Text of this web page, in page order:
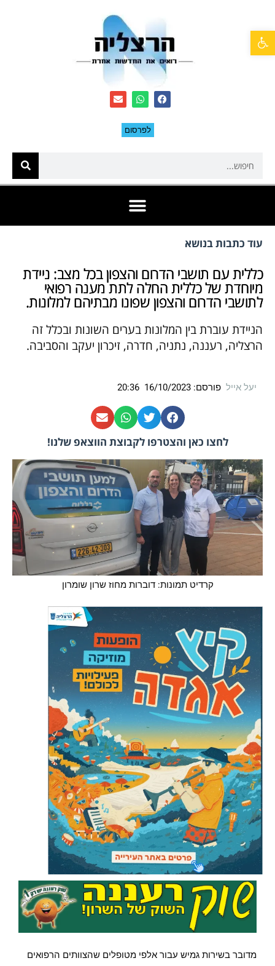
לפרסום
עוד כתבות בנושא
כללית עם תושבי הדרום והצפון בכל מצב: ניידת
מיוחדת של כללית החלה לתת מענה רפואי
לתושבי הדרום והצפון שפונו מבתיהם למלונות.
הניידת עוברת בין המלונות בערים השונות ובכלל זה
הרצליה, רעננה, נתניה, חדרה, זיכרון יעקב והסביבה.
יעל אייל פורסם: 16/10/2023
20:36
לחצו כאן והצטרפו לקבוצת הווצאפ שלנו!
קרדיט תמונות: דוברות מחוז שרון שומרון
מדובר בשירות גמיש עבור אלפי מטופלים שהצוותים הרפואים
פתח סרגל נגישות